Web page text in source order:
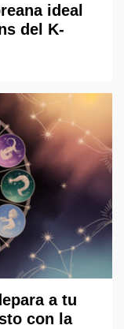
ideal
del K-
a tu
con la